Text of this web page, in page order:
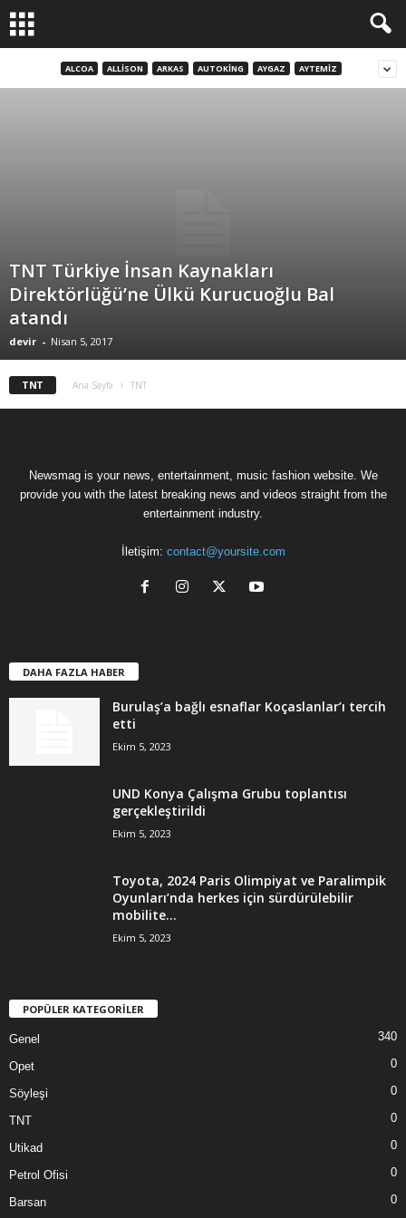
ALCOA ALLISON ARKAS AUTOKING AYGAZ AYTEMIZ
TNT Türkiye İnsan Kaynakları
Direktörlüğü’ne Ülkü Kurucuoğlu Bal
atandı
devir - Nisan 5, 2017
TNT Ana Sayfa TNT
Newsmag is your news, entertainment, music fashion website. We
provide you with the latest breaking news and videos straight from the
entertainment industry.
İletişim: contact@yoursite.com
DAHA FAZLA HABER
Burulaş’a bağlı esnaflar Koçaslanlar’ı tercih
etti
Ekim 5, 2023
UND Konya Çalışma Grubu toplantısı
gerçekleştirildi
Ekim 5, 2023
Toyota, 2024 Paris Olimpiyat ve Paralimpik
Oyunları’nda herkes için sürdürülebilir
mobilite...
Ekim 5, 2023
POPÜLER KATEGORİLER
Genel 340
Opet 0
Söyleşi 0
TNT 0
Utikad 0
Petrol Ofisi 0
Barsan 0